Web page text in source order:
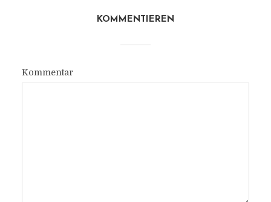
KOMMENTIEREN
Kommentar